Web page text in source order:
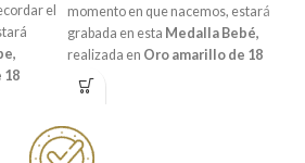
el
,
18
momento en que nacemos, estará
grabada en esta Medalla Bebé,
realizada en Oro amarillo de 18
kilates
burlón
Puedes encontrarla en nuestras
tiendas de Málaga, o comprarla